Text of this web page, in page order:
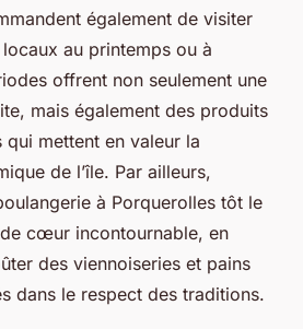
également de visiter
au printemps ou à
offrent non seulement une
mais également des produits
mettent en valeur la
de l’île. Par ailleurs,
à Porquerolles tôt le
cœur incontournable, en
des viennoiseries et pains
dans le respect des traditions.